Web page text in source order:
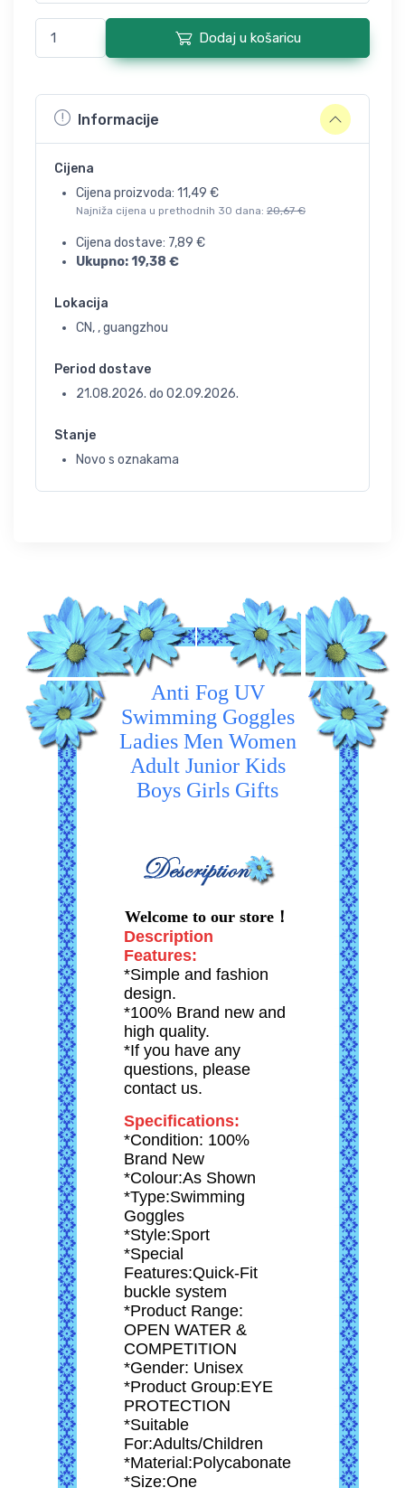
Dodaj u košaricu
Informacije
Cijena
Cijena proizvoda: 11,49 €
Najniža cijena u prethodnih 30 dana: 20,67 €
Cijena dostave: 7,89 €
Ukupno:19,38 €
Lokacija
CN, , guangzhou
Period dostave
21.08.2026. do 02.09.2026.
Stanje
Novo s oznakama